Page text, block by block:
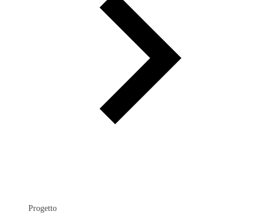
Progetto